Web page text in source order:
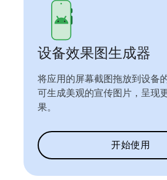
设备效果图生成器
将应用的屏幕截图拖放到设备
可生成美观的宣传图片，呈现
果。
开始使用